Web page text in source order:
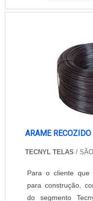
industriai....
ARAME
TECNYL TELAS /
Para o cliente que
para construção,
do segmento